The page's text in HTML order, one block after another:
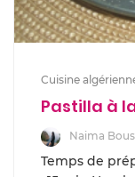
Cuisine
Pastilla à
Naima
Temps de